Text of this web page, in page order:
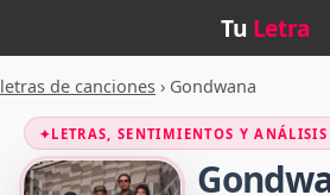
Tu Letra
letras de canciones › Gondwana
✦LETRAS, SENTIMIENTOS Y ANÁLISIS